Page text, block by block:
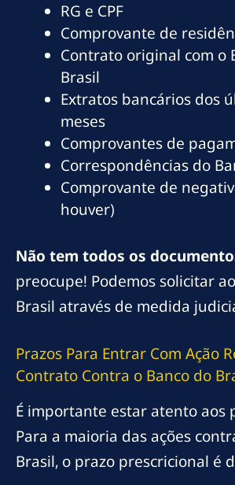
RG e CPF
Comprovante de
Contrato original com o
Brasil
Extratos bancários dos
meses
Comprovantes de
Correspondências do
Comprovante de
houver)
Não tem todos os
preocupe! Podemos solicitar
Brasil através de medida
Prazos Para Entrar Com Ação
Contrato Contra o Banco do
É importante estar atento aos
Para a maioria das ações
Brasil, o prazo prescricional é